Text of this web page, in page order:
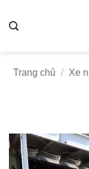
qua
Trang chủ
/ Xe